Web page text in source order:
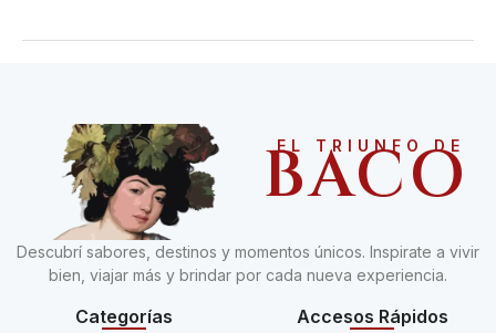
EL TRIUNFO DE
BACO
Descubrí sabores, destinos y momentos únicos. Inspirate a vivir
bien, viajar más y brindar por cada nueva experiencia.
Categorías Accesos Rápidos